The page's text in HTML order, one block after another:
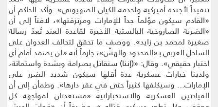
تنفيذاً لأجندة أميركية ولخدمة الكيان الصهيوني». وأكد الحاكم أن
«القادم سيكون مؤلماً جداً للإمارات ومرتزقتها»، لافتاً إلى أن
«الضربة الصاروخية البالستية الأخيرة لقاعدة العند تُعدّ رسالة
صغيرة لمحمد بن زايد». ووصف ما تحقق لتحالف العدوان على
الساحل الغربي بـ«المحدود والهشّ»، جازماً أنه «لن يصمد أمام أي
اختبار حقيقي». وقال: «(إننا) سنقاتل بصرامة وبشدة واستماتة،
ولدينا خيارات عسكرية عدة أقلها سيكون شديد الضرر على
الإمارات... وسيكلفها كثيراً حتى في عقر دارها». وطمأن إلى أن
القيادتين العسكرية والاستخباراتية «مستعدتان لمواجهة كل